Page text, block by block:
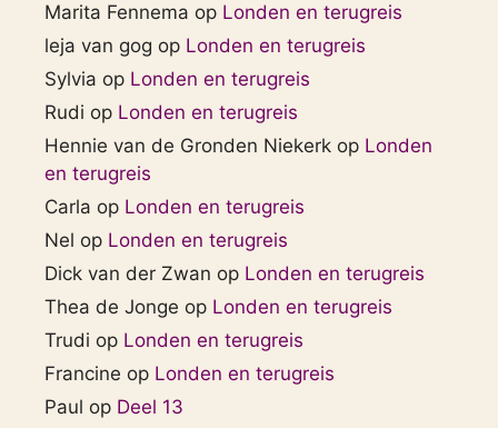
Marita Fennema op Londen en terugreis
leja van gog op Londen en terugreis
Sylvia op Londen en terugreis
Rudi op Londen en terugreis
Hennie van de Gronden Niekerk op Londen
en terugreis
Carla op Londen en terugreis
Nel op Londen en terugreis
Dick van der Zwan op Londen en terugreis
Thea de Jonge op Londen en terugreis
Trudi op Londen en terugreis
Francine op Londen en terugreis
Paul op Deel 13